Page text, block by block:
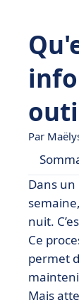
Par
•
•
•
• 3
• 6
Dans
nuit.
Ce
permet
Mais